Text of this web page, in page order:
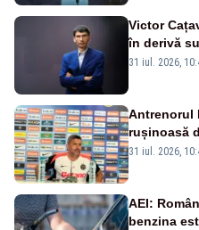
Victor
în derivă
rezultat al
31 iul. 2026,
Antrenorul
rușinoasă
cum să nu
31 iul. 2026,
AEI:
benzina